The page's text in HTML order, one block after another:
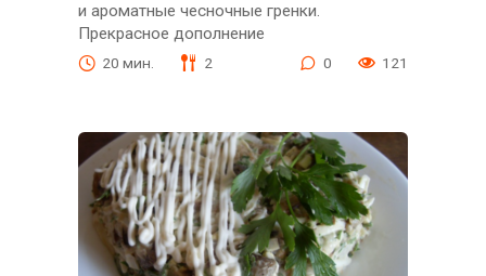
и ароматные чесночные гренки.
Прекрасное дополнение
20 мин. 2 0 121